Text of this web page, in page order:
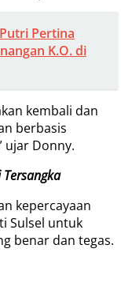
Pertina
K.O. di
kembali dan
berbasis
ujar Donny.
kepercayaan
Sulsel untuk
benar dan tegas.